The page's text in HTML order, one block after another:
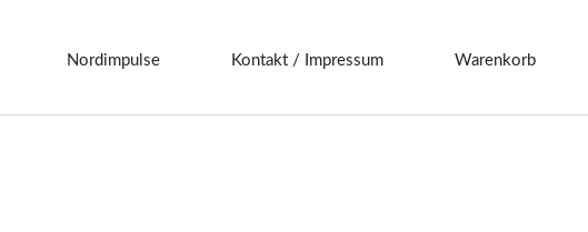
Nordimpulse Kontakt / Impressum Warenkorb